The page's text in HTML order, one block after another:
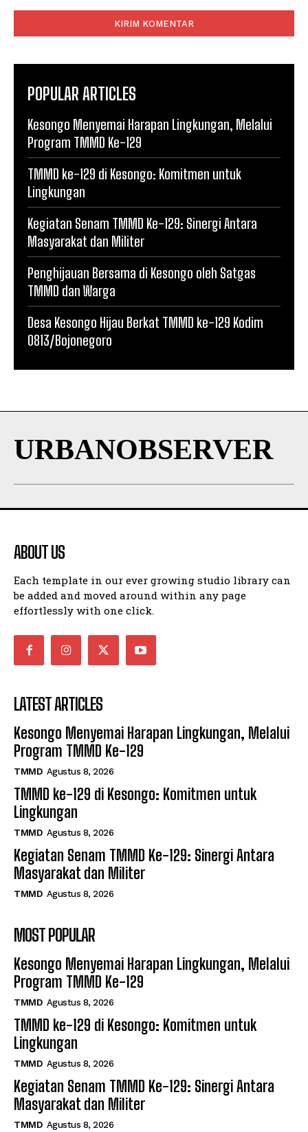
POPULAR ARTICLES
Kesongo Menyemai Harapan Lingkungan, Melalui
Program TMMD Ke-129
TMMD ke-129 di Kesongo: Komitmen untuk
Lingkungan
Kegiatan Senam TMMD Ke-129: Sinergi Antara
Masyarakat dan Militer
Penghijauan Bersama di Kesongo oleh Satgas
TMMD dan Warga
Desa Kesongo Hijau Berkat TMMD ke-129 Kodim
0813/Bojonegoro
URBANOBSERVER
ABOUT US
Each template in our ever growing studio library can
be added and moved around within any page
effortlessly with one click.
LATEST ARTICLES
Kesongo Menyemai Harapan Lingkungan, Melalui
Program TMMD Ke-129
TMMD Agustus 8, 2026
TMMD ke-129 di Kesongo: Komitmen untuk
Lingkungan
TMMD Agustus 8, 2026
Kegiatan Senam TMMD Ke-129: Sinergi Antara
Masyarakat dan Militer
TMMD Agustus 8, 2026
MOST POPULAR
Kesongo Menyemai Harapan Lingkungan, Melalui
Program TMMD Ke-129
TMMD Agustus 8, 2026
TMMD ke-129 di Kesongo: Komitmen untuk
Lingkungan
TMMD Agustus 8, 2026
Kegiatan Senam TMMD Ke-129: Sinergi Antara
Masyarakat dan Militer
TMMD Agustus 8, 2026